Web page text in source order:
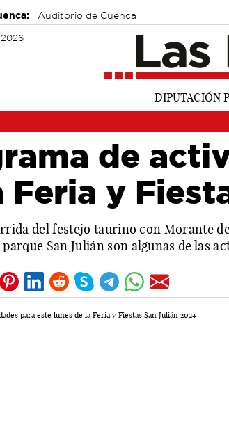
Auditorio de Cuenca
de
Feria y
del festejo taurino con Morante
parque San Julián son algunas de las